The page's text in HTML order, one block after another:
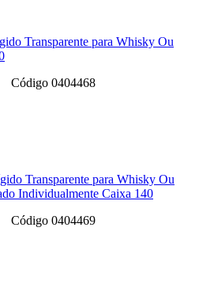
Transparente para Whisky Ou
Código 0404468
Transparente para Whisky Ou
Individualmente Caixa 140
Código 0404469